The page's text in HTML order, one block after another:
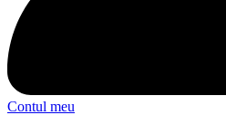
Contul meu